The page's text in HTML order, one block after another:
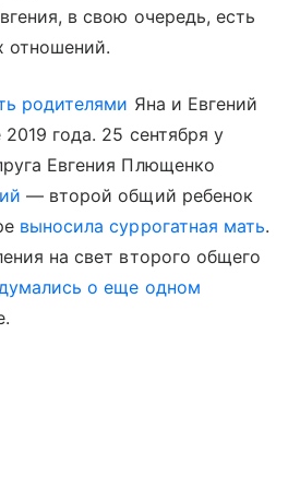
в свою очередь, есть
отношений.
родителями Яна и Евгений
года. 25 сентября у
Евгения Плющенко
— второй общий ребенок
выносила суррогатная мать.
на свет второго общего
о еще одном